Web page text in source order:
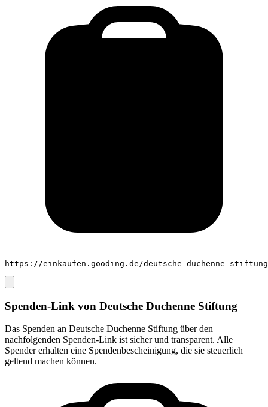
https://einkaufen.gooding.de/deutsche-duchenne-
Spenden-Link von Deutsche Duchenne Stiftung
Das Spenden an Deutsche Duchenne Stiftung über den
nachfolgenden Spenden-Link ist sicher und transparent. Alle
Spender erhalten eine Spendenbescheinigung, die sie steuerlich
geltend machen können.